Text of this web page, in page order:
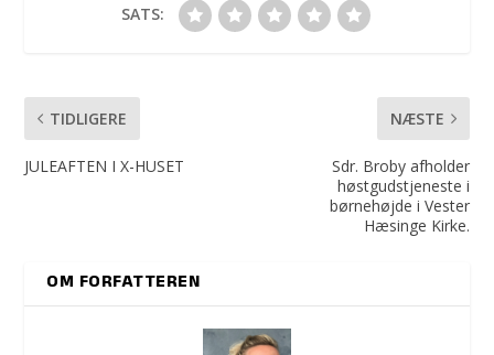
SATS:
TIDLIGERE
JULEAFTEN I X-HUSET
NÆSTE
Sdr. Broby afholder
høstgudstjeneste i
børnehøjde i Vester
Hæsinge Kirke.
OM FORFATTEREN